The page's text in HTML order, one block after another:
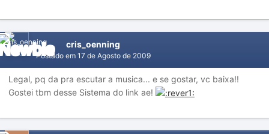
cris_oenning
Postado em 17 de Agosto de 2009
Legal, pq da pra escutar a musica... e se gostar, vc baixa!!
Gostei tbm desse Sistema do link ae!